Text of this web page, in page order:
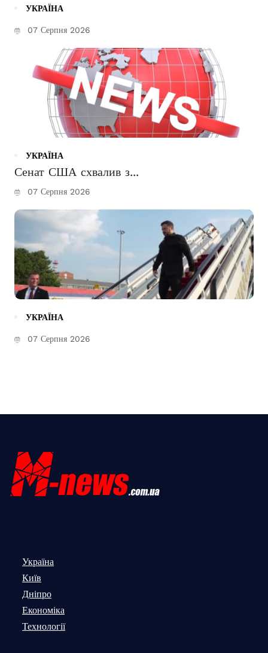
УКРАЇНА
07 Серпня 2026
УКРАЇНА
Сенат США схвалив з...
07 Серпня 2026
УКРАЇНА
07 Серпня 2026
Україна
Київ
Дніпро
Економіка
Технології